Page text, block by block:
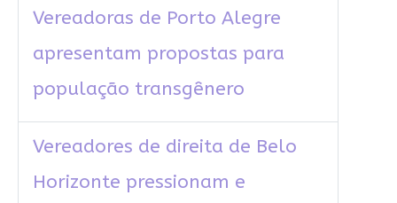
Vereadoras de Porto Alegre
apresentam propostas para
população transgênero
Vereadores de direita de Belo
Horizonte pressionam e